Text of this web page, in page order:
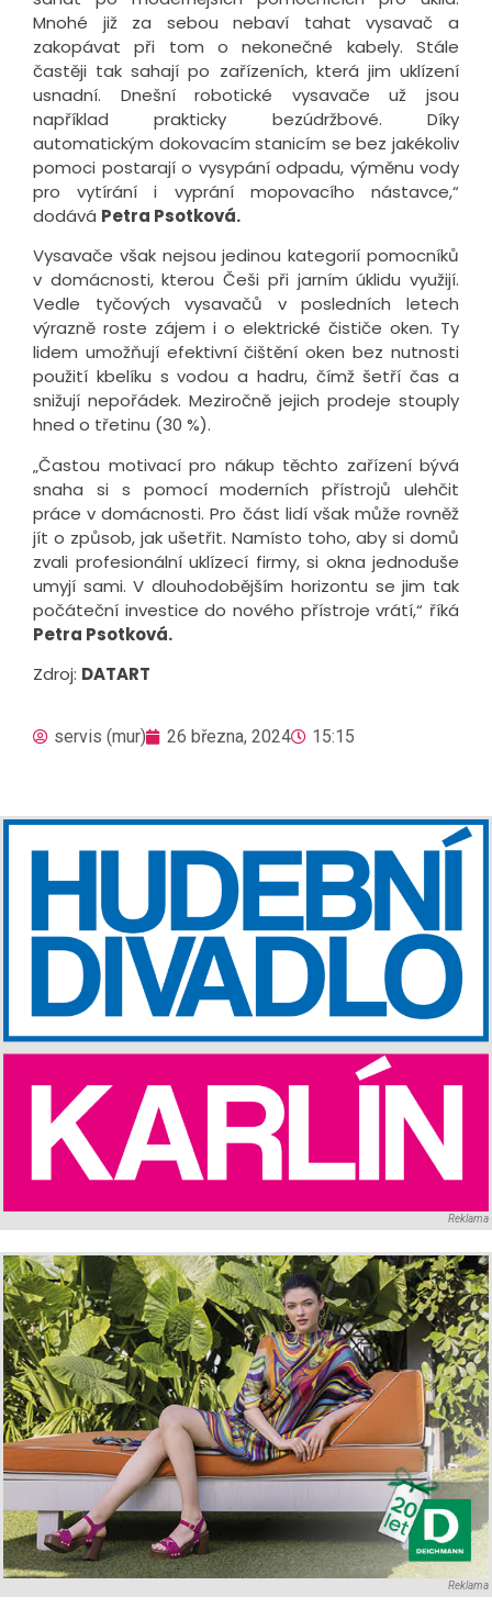
Mnohé již za sebou nebaví tahat vysavač a
zakopávat při tom o nekonečné kabely. Stále
častěji tak sahají po zařízeních, která jim uklízení
usnadní. Dnešní robotické vysavače už jsou
například prakticky bezúdržbové. Díky
automatickým dokovacím stanicím se bez jakékoliv
pomoci postarají o vysypání odpadu, výměnu vody
pro vytírání i vyprání mopovacího nástavce,“
dodává Petra Psotková.
Vysavače však nejsou jedinou kategorií pomocníků
v domácnosti, kterou Češi při jarním úklidu využijí.
Vedle tyčových vysavačů v posledních letech
výrazně roste zájem i o elektrické čističe oken. Ty
lidem umožňují efektivní čištění oken bez nutnosti
použití kbelíku s vodou a hadru, čímž šetří čas a
snižují nepořádek. Meziročně jejich prodeje stouply
hned o třetinu (30 %).
„Častou motivací pro nákup těchto zařízení bývá
snaha si s pomocí moderních přístrojů ulehčit
práce v domácnosti. Pro část lidí však může rovněž
jít o způsob, jak ušetřit. Namísto toho, aby si domů
zvali profesionální uklízecí firmy, si okna jednoduše
umyjí sami. V dlouhodobějším horizontu se jim tak
počáteční investice do nového přístroje vrátí,“ říká
Petra Psotková.
Zdroj: DATART
servis (mur) 26 března, 2024 15:15
Reklama
Reklama